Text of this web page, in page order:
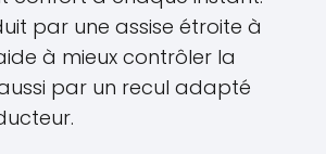
par une assise étroite à
à mieux contrôler la
par un recul adapté